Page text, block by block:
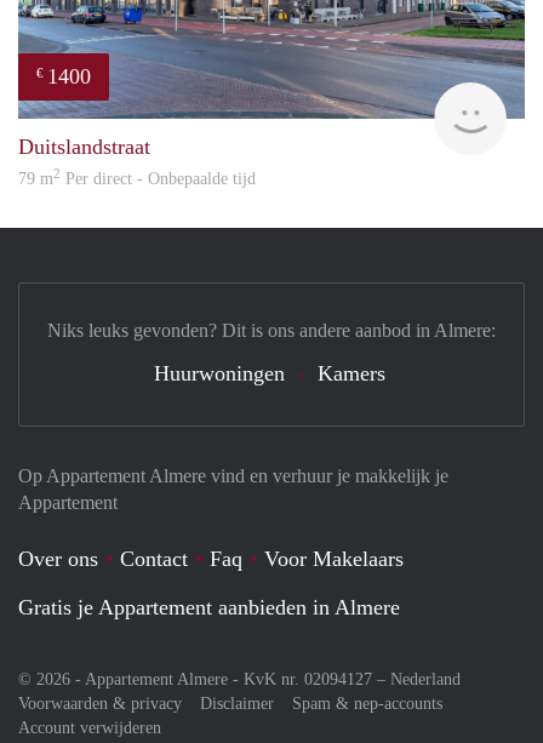
€ 1400
Duitslandstraat
79 m2 Per direct - Onbepaalde tijd
Op Appartement Almere vind en verhuur je makkelijk je
Appartement
Over ons Contact Faq
Voor Makelaars
Gratis je Appartement aanbieden in Almere
© 2026 - Appartement Almere - KvK nr. 02094127 – Nederland
Voorwaarden & privacy
Disclaimer
Spam & nep-accounts
Account verwijderen
Niks leuks gevonden? Dit is ons andere aanbod in Almere:
Huurwoningen Kamers